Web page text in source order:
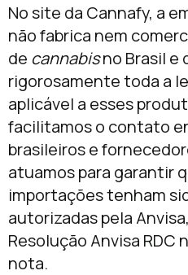
No site da Cannafy, a
não fabrica nem
de cannabisno Brasil e
rigorosamente toda a
aplicável a esses
facilitamos o contato
brasileiros e
atuamos para garantir
importações tenham
autorizadas pela
Resolução Anvisa RDC
nota.